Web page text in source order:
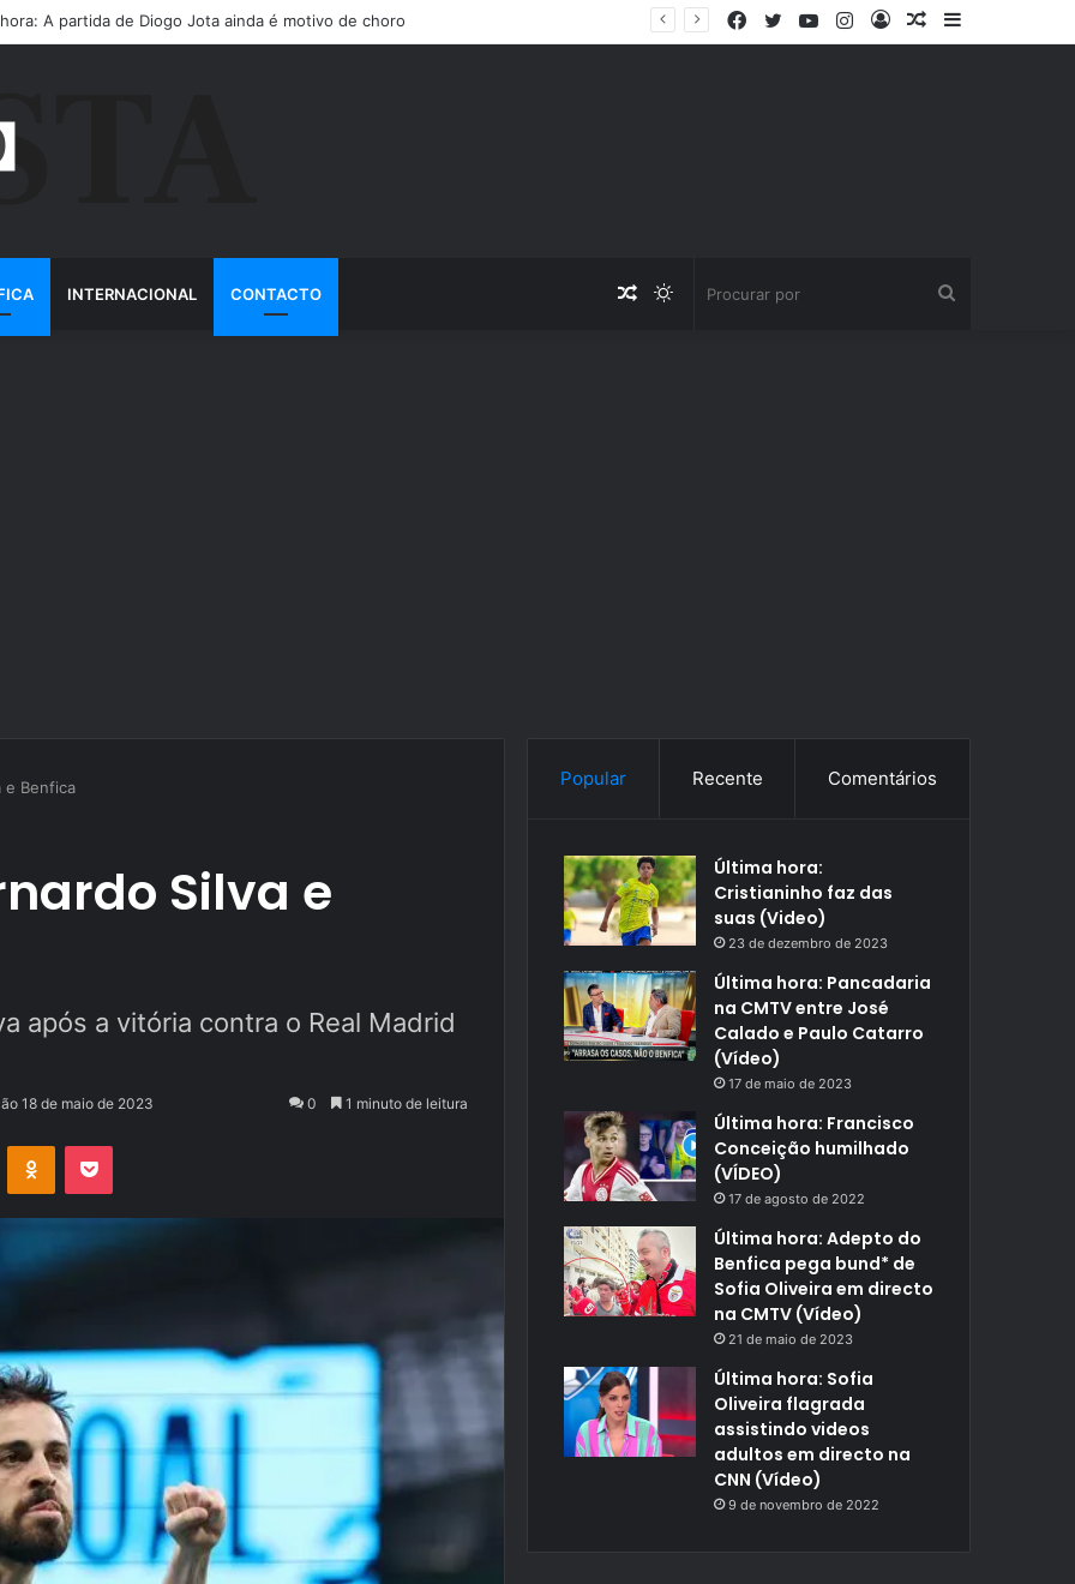
Rute Cardoso desconfortável com a inauguração da estátua de Diogo Jota
Barra
Artigo
Entrar
Instagram
YouTube
Twitter
Facebook
INTERNACIONAL CONTACTO Switch
Artigo
e Benfica
Silva e
após a vitória contra o Real Madrid
18 de maio de 2023 0 1 minuto de leitura
OK Pocket
Popular Recente Comentários
Última hora:
Cristianinho faz das
suas (Video)
23 de dezembro de 2023
Última hora: Pancadaria
na CMTV entre José
Calado e Paulo Catarro
(Vídeo)
17 de maio de 2023
Última hora: Francisco
Conceição humilhado
(VÍDEO)
17 de agosto de 2022
Última hora: Adepto do
Benfica pega bund* de
Sofia Oliveira em directo
na CMTV (Vídeo)
21 de maio de 2023
Última hora: Sofia
Oliveira flagrada
assistindo videos
adultos em directo na
CNN (Vídeo)
9 de novembro de 2022